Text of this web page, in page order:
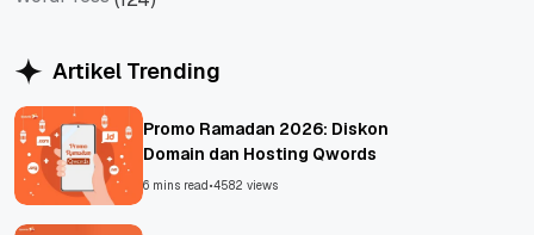
Artikel Trending
Promo Ramadan 2026: Diskon
Domain dan Hosting Qwords
6 mins read•4582 views